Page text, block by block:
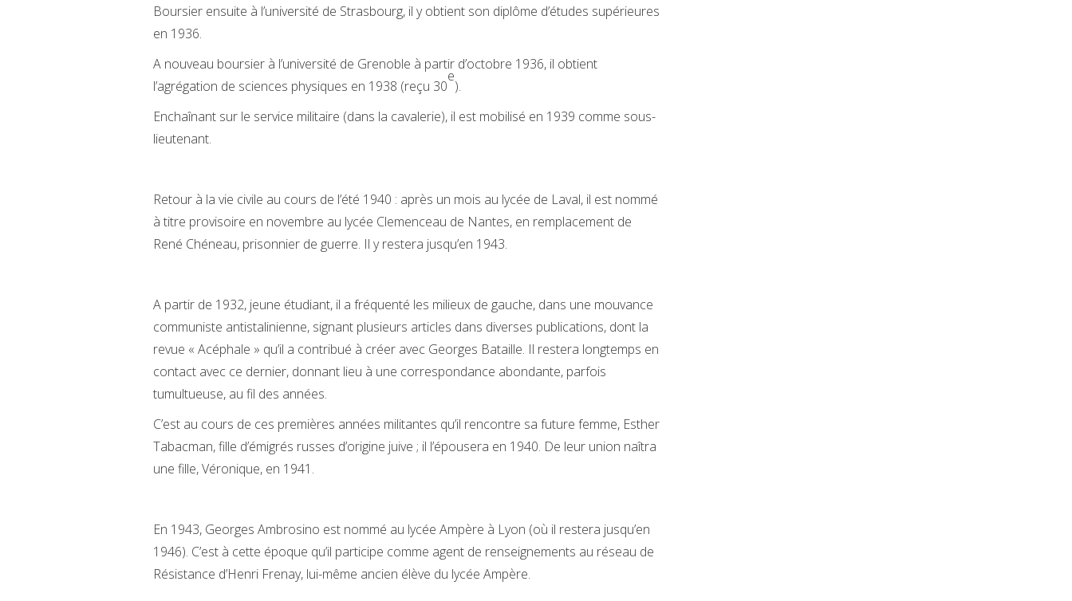
Boursier ensuite à l’université de Strasbourg, il y obtient son diplôme d’études supérieures
en 1936.
A nouveau boursier à l’université de Grenoble à partir d’octobre 1936, il obtient
l’agrégation de sciences physiques en 1938 (reçu 30
e
).
Enchaînant sur le service militaire (dans la cavalerie), il est mobilisé en 1939 comme sous-
lieutenant.
Retour à la vie civile au cours de l’été 1940 : après un mois au lycée de Laval, il est nommé
à titre provisoire en novembre au lycée Clemenceau de Nantes, en remplacement de
René Chéneau, prisonnier de guerre. Il y restera jusqu’en 1943.
A partir de 1932, jeune étudiant, il a fréquenté les milieux de gauche, dans une mouvance
communiste antistalinienne, signant plusieurs articles dans diverses publications, dont la
revue « Acéphale » qu’il a contribué à créer avec Georges Bataille. Il restera longtemps en
contact avec ce dernier, donnant lieu à une correspondance abondante, parfois
tumultueuse, au fil des années.
C’est au cours de ces premières années militantes qu’il rencontre sa future femme, Esther
Tabacman, fille d’émigrés russes d’origine juive ; il l’épousera en 1940. De leur union naîtra
une fille, Véronique, en 1941.
En 1943, Georges Ambrosino est nommé au lycée Ampère à Lyon (où il restera jusqu’en
1946). C’est à cette époque qu’il participe comme agent de renseignements au réseau de
Résistance d’Henri Frenay, lui-même ancien élève du lycée Ampère.